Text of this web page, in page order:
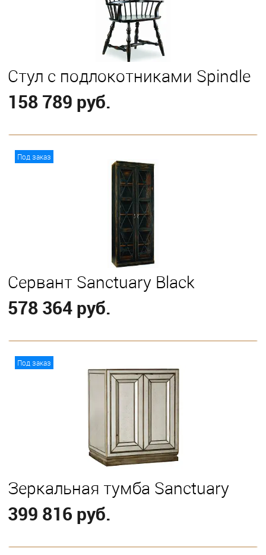
Стул с подлокотниками Spindle
158 789 руб.
Под заказ
Сервант Sanctuary Black
578 364 руб.
Под заказ
Зеркальная тумба Sanctuary
399 816 руб.